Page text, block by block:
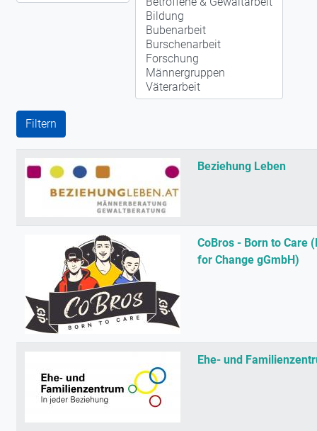
Beziehung Leben
CoBros - Born to Care
for Change gGmbH)
Ehe- und